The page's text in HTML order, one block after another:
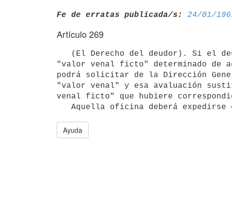
Fe de erratas publicada/s: 24/01/
Artículo 269
"valor venal ficto" determinado de
podrá solicitar de la Dirección
"valor venal" y esa avaluación
venal ficto" que hubiere
Ayuda